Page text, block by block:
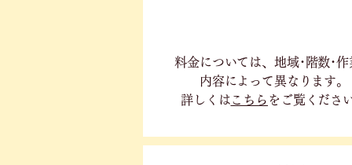
料金については、地域･階数･作
内容に よって異なります。
詳しくはこちら をご覧くださ